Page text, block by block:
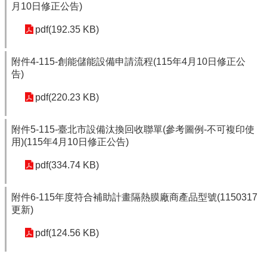
月10日修正公告)
pdf(192.35 KB)
附件4-115-創能儲能設備申請流程(115年4月10日修正公
告)
pdf(220.23 KB)
附件5-115-臺北市設備汰換回收聯單(參考圖例-不可複印使
用)(115年4月10日修正公告)
pdf(334.74 KB)
附件6-115年度符合補助計畫隔熱膜廠商產品型號(1150317
更新)
pdf(124.56 KB)